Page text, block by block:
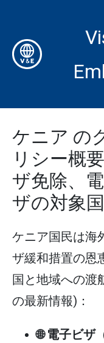
ケニア の
リシー概
ザ免除、
ザの対象
ケニア国民は海
ザ緩和措置の恩
国と地域への渡
の最新情報)：
🌐 電子ビザ